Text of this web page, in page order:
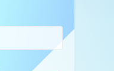
Press
Escape